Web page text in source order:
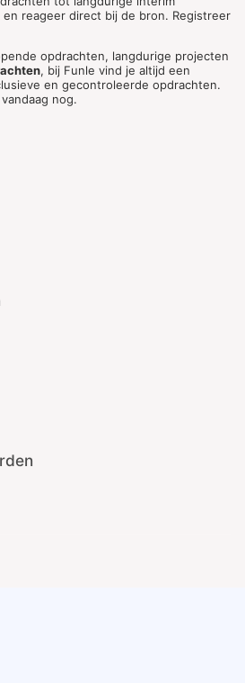
reageer direct bij de bron. Registreer
opdrachten, langdurige projecten
, bij Funle vind je altijd een
en gecontroleerde opdrachten.
nog.